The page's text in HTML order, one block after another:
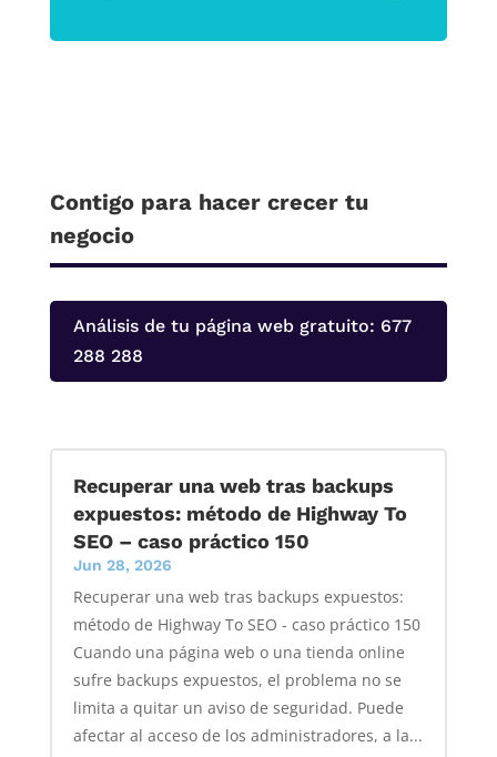
Contigo para hacer crecer tu
negocio
Análisis de tu página web gratuito: 677
288 288
Recuperar una web tras backups
expuestos: método de Highway To
SEO – caso práctico 150
Jun 28, 2026
Recuperar una web tras backups expuestos:
método de Highway To SEO - caso práctico 150
Cuando una página web o una tienda online
sufre backups expuestos, el problema no se
limita a quitar un aviso de seguridad. Puede
afectar al acceso de los administradores, a la...